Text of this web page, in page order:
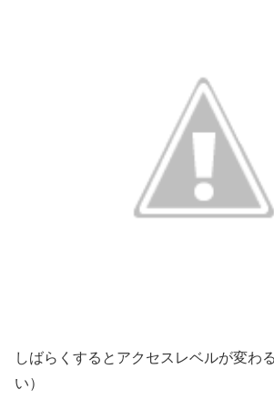
しばらくするとアクセスレベルが変わ
い）